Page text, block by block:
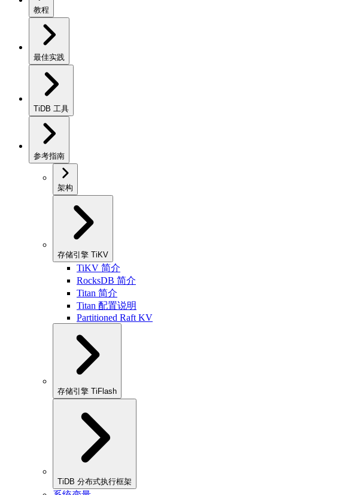
教程
最佳实践
TiDB 工具
参考指南
架构
存储引擎 TiKV
TiKV 简介
RocksDB 简介
Titan 简介
Titan 配置说明
Partitioned Raft KV
存储引擎 TiFlash
TiDB 分布式执行框架